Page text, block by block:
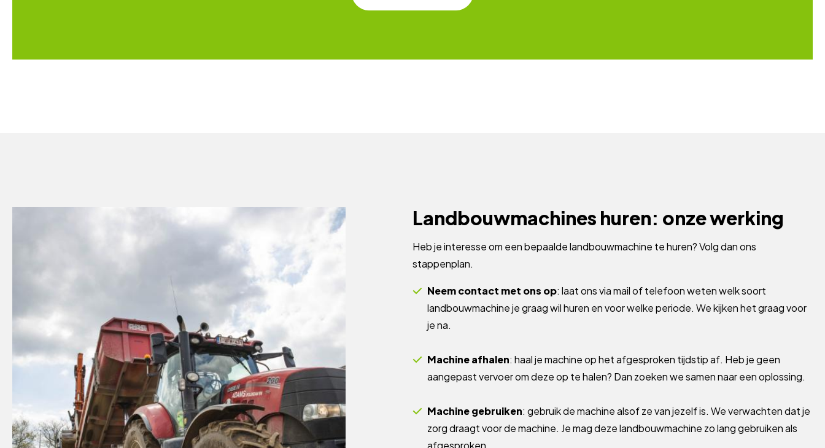
Landbouwmachines huren: onze werking
Heb je interesse om een bepaalde landbouwmachine te huren? Volg dan ons
stappenplan.
Neem contact met ons op: laat ons via mail of telefoon weten welk soort
landbouwmachine je graag wil huren en voor welke periode. We kijken het graag voor
je na.
Machine afhalen: haal je machine op het afgesproken tijdstip af. Heb je geen
aangepast vervoer om deze op te halen? Dan zoeken we samen naar een oplossing.
Machine gebruiken: gebruik de machine alsof ze van jezelf is. We verwachten dat je
zorg draagt voor de machine. Je mag deze landbouwmachine zo lang gebruiken als
afgesproken.